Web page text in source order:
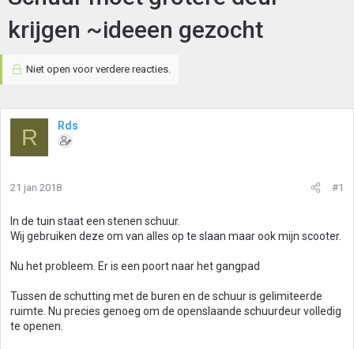
krijgen ~ideeen gezocht
Niet open voor verdere reacties.
R Rds
21 jan 2018 #1
In de tuin staat een stenen schuur.
Wij gebruiken deze om van alles op te slaan maar ook mijn scooter.
Nu het probleem. Er is een poort naar het gangpad
Tussen de schutting met de buren en de schuur is gelimiteerde
ruimte. Nu precies genoeg om de openslaande schuurdeur volledig
te openen.